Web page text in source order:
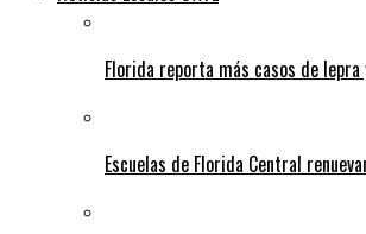
Florida reporta más casos de
Escuelas de Florida Central